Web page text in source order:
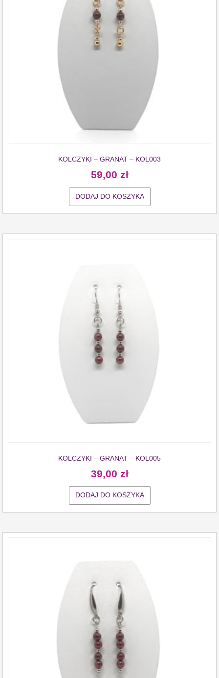
KOLCZYKI – GRANAT – KOL003
59,00 zł
DODAJ DO KOSZYKA
KOLCZYKI – GRANAT – KOL005
39,00 zł
DODAJ DO KOSZYKA